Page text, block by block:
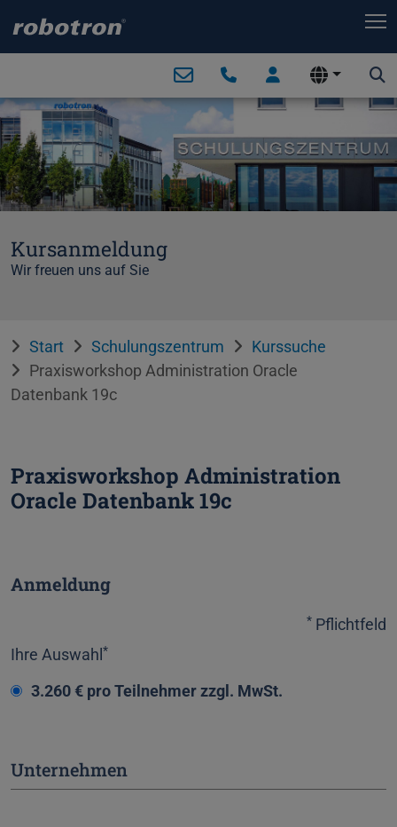
Kursanmeldung
Wir freuen uns auf Sie
Start Schulungszentrum
Kurssuche
Praxisworkshop Administration Oracle
Datenbank 19c
Praxisworkshop Administration
Oracle Datenbank 19c
Anmeldung
* Pflichtfeld
Ihre Auswahl *
3.260 € pro Teilnehmer zzgl. MwSt.
Unternehmen